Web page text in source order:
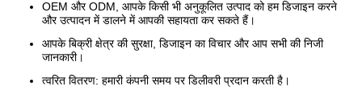
OEM और ODM, आपके किसी भी अनुकूलित उत्पाद को हम डिजाइन करने
और उत्पादन में डालने में आपकी सहायता कर सकते हैं।
आपके बिक्री क्षेत्र की सुरक्षा, डिजाइन का विचार और आप सभी की निजी
जानकारी।
त्वरित वितरण: हमारी कंपनी समय पर डिलीवरी प्रदान करती है।